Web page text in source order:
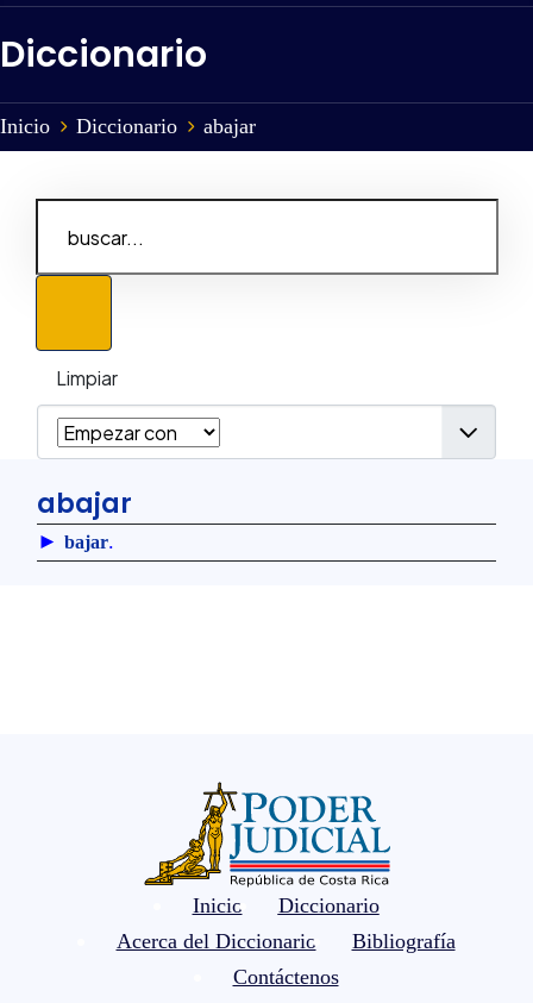
Diccionario
Inicio Diccionario abajar
abajar
► bajar.
Inicio
Diccionario
Acerca del Diccionario
Bibliografía
Contáctenos